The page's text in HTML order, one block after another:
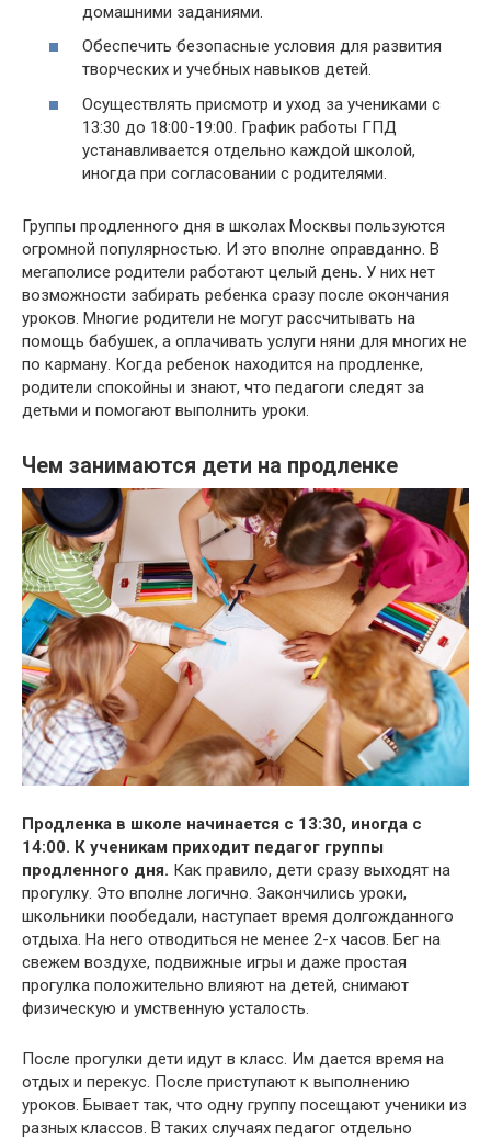
домашними заданиями.
Обеспечить безопасные условия для развития
творческих и учебных навыков детей.
Осуществлять присмотр и уход за учениками с
13:30 до 18:00-19:00. График работы ГПД
устанавливается отдельно каждой школой,
иногда при согласовании с родителями.
Группы продленного дня в школах Москвы пользуются
огромной популярностью. И это вполне оправданно. В
мегаполисе родители работают целый день. У них нет
возможности забирать ребенка сразу после окончания
уроков. Многие родители не могут рассчитывать на
помощь бабушек, а оплачивать услуги няни для многих не
по карману. Когда ребенок находится на продленке,
родители спокойны и знают, что педагоги следят за
детьми и помогают выполнить уроки.
Чем занимаются дети на продленке
Продленка в школе начинается с 13:30, иногда с
14:00. К ученикам приходит педагог группы
продленного дня. Как правило, дети сразу выходят на
прогулку. Это вполне логично. Закончились уроки,
школьники пообедали, наступает время долгожданного
отдыха. На него отводиться не менее 2-х часов. Бег на
свежем воздухе, подвижные игры и даже простая
прогулка положительно влияют на детей, снимают
физическую и умственную усталость.
После прогулки дети идут в класс. Им дается время на
отдых и перекус. После приступают к выполнению
уроков. Бывает так, что одну группу посещают ученики из
разных классов. В таких случаях педагог отдельно